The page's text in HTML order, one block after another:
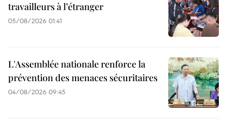
travailleurs à l’étranger
05/08/2026 01:41
L'Assemblée nationale renforce la
prévention des menaces sécuritaires
04/08/2026 09:45